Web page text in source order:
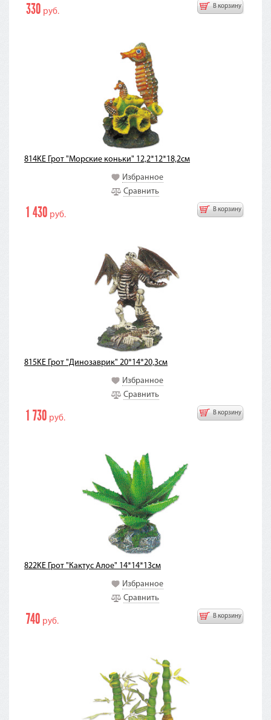
В корзину
330 руб.
814KE Грот "Морские коньки" 12,2*12*18,2см
Избранное
Сравнить
В корзину
1 430 руб.
815KE Грот "Динозаврик" 20*14*20,3см
Избранное
Сравнить
В корзину
1 730 руб.
822KE Грот "Кактус Алое" 14*14*13см
Избранное
Сравнить
В корзину
740 руб.